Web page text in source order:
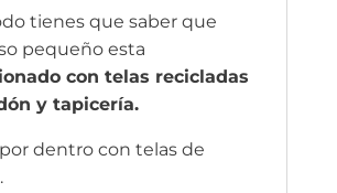
tienes que saber que
pequeño esta
con telas recicladas
y tapicería.
dentro con telas de